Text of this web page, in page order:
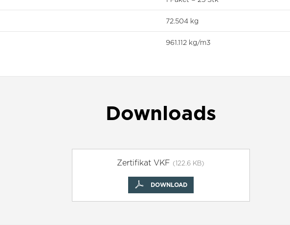
72.504 kg
961.112 kg/m3
Downloads
Zertifikat VKF (122.6 KB)
DOWNLOAD